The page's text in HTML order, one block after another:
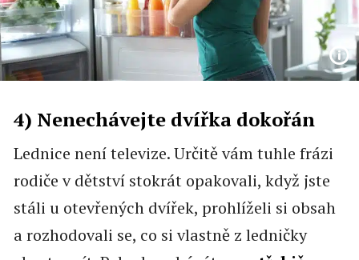
4) Nenechávejte dvířka dokořán
Lednice není televize. Určitě vám tuhle frázi
rodiče v dětství stokrát opakovali, když jste
stáli u otevřených dvířek, prohlíželi si obsah
a rozhodovali se, co si vlastně z ledničky